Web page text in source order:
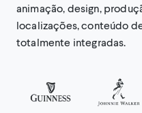
animação, design,
localizações, conteúdo
totalmente integradas.